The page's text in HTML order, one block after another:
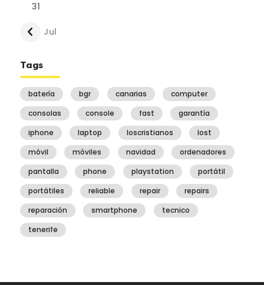
31
« Jul
Tags
batería bgr canarias
computer
consolas
console fast
garantía
iphone
laptop loscristianos
lost
móvil
móviles navidad
ordenadores
pantalla
phone playstation
portátil
portátiles
reliable repair
repairs
reparación
smartphone
tecnico
tenerife